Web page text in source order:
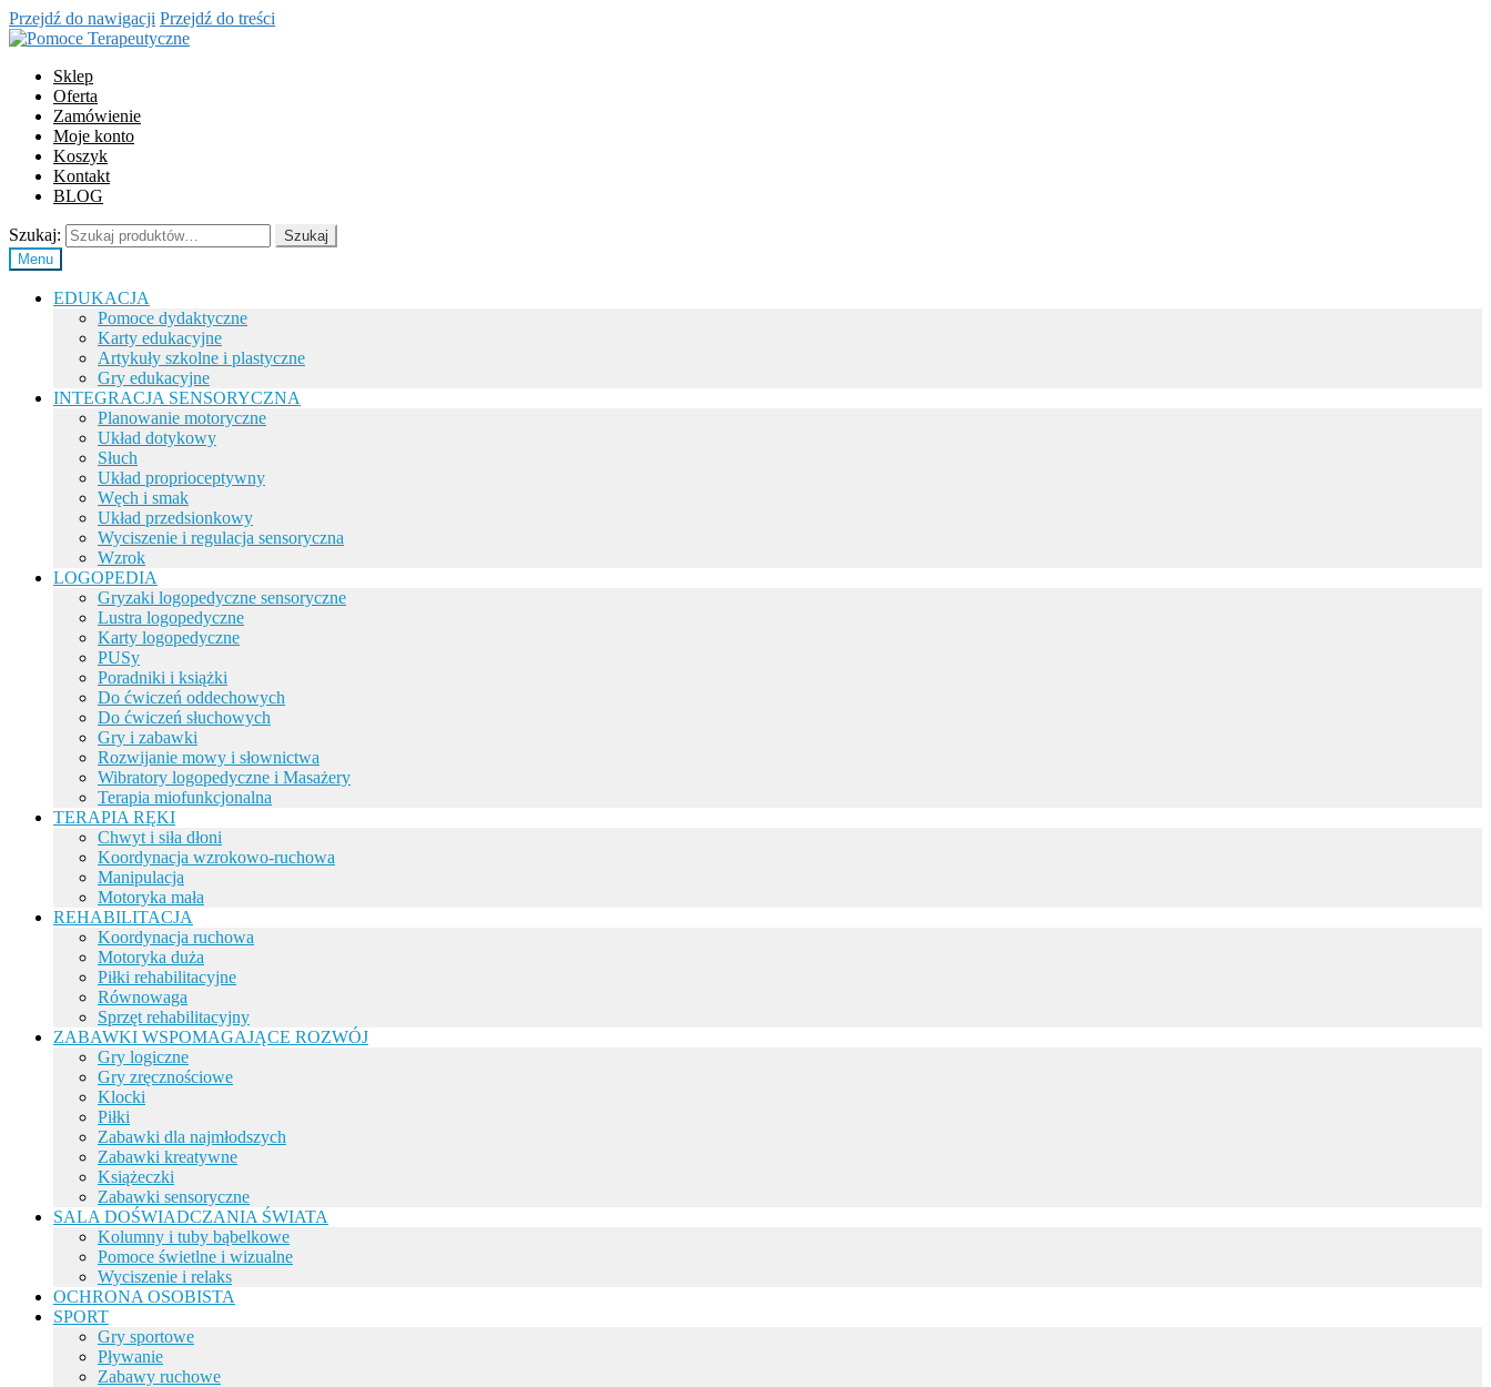
Przejdź do nawigacji Przejdź do treści
Sklep
Oferta
Zamówienie
Moje konto
Koszyk
Kontakt
BLOG
Szukaj:
Szukaj
Menu
EDUKACJA
Pomoce dydaktyczne
Karty edukacyjne
Artykuły szkolne i plastyczne
Gry edukacyjne
INTEGRACJA SENSORYCZNA
Planowanie motoryczne
Układ dotykowy
Słuch
Układ proprioceptywny
Węch i smak
Układ przedsionkowy
Wyciszenie i regulacja sensoryczna
Wzrok
LOGOPEDIA
Gryzaki logopedyczne sensoryczne
Lustra logopedyczne
Karty logopedyczne
PUSy
Poradniki i książki
Do ćwiczeń oddechowych
Do ćwiczeń słuchowych
Gry i zabawki
Rozwijanie mowy i słownictwa
Wibratory logopedyczne i Masażery
Terapia miofunkcjonalna
TERAPIA RĘKI
Chwyt i siła dłoni
Koordynacja wzrokowo-ruchowa
Manipulacja
Motoryka mała
REHABILITACJA
Koordynacja ruchowa
Motoryka duża
Piłki rehabilitacyjne
Równowaga
Sprzęt rehabilitacyjny
ZABAWKI WSPOMAGAJĄCE ROZWÓJ
Gry logiczne
Gry zręcznościowe
Klocki
Piłki
Zabawki dla najmłodszych
Zabawki kreatywne
Książeczki
Zabawki sensoryczne
SALA DOŚWIADCZANIA ŚWIATA
Kolumny i tuby bąbelkowe
Pomoce świetlne i wizualne
Wyciszenie i relaks
OCHRONA OSOBISTA
SPORT
Gry sportowe
Pływanie
Zabawy ruchowe